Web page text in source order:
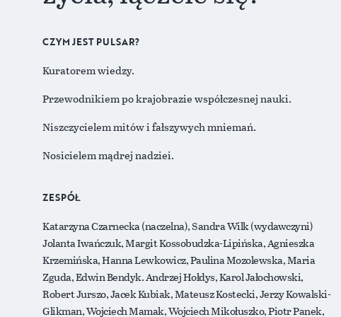
CZYM JEST PULSAR?
Kuratorem wiedzy.
Przewodnikiem po krajobrazie współczesnej nauki.
Niszczycielem mitów i fałszywych mniemań.
Nosicielem mądrej nadziei.
ZESPÓŁ
Katarzyna Czarnecka (naczelna), Sandra Wilk (wydawczyni)
Jolanta Iwańczuk, Margit Kossobudzka-Lipińska, Agnieszka
Krzemińska, Hanna Lewkowicz, Paulina Mozolewska, Maria
Zguda, Edwin Bendyk. Andrzej Hołdys, Karol Jałochowski,
Robert Jurszo, Jacek Kubiak, Mateusz Kostecki, Jerzy Kowalski-
Glikman, Wojciech Mamak, Wojciech Mikołuszko, Piotr Panek,